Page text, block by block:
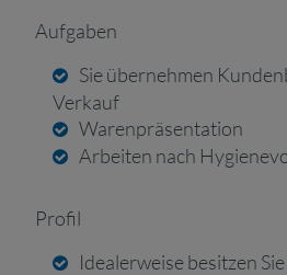
Aufgaben
Sie übernehmen
Verkauf
Warenpräsentation
Arbeiten nach
Profil
Idealerweise besitzen